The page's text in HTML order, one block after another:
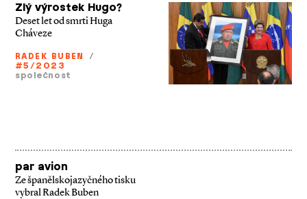
Zlý výrostek Hugo?
Deset let od smrti Huga
Cháveze
RADEK BUBEN
/
#5/2023
společnost
par avion
Ze španělskojazyčného tisku
vybral Radek Buben